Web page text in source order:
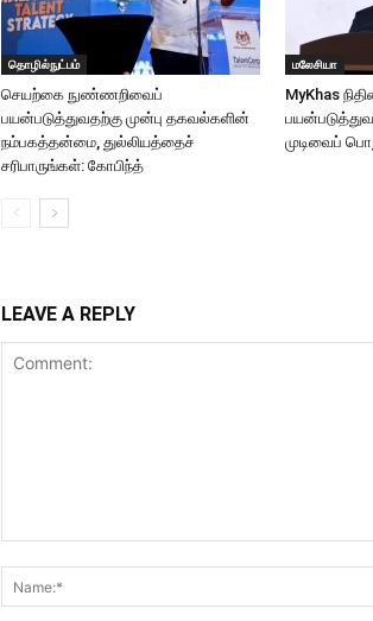
தொழில்நுட்பம்
செயற்கை நுண்ணறிவைப்
பயன்படுத்துவதற்கு முன்பு தகவல்களின்
நம்பகத்தன்மை, துல்லியத்தைச்
சரிபாருங்கள்: கோபிந்த்
மலேசியா
MyKhas
முடிவைப்
LEAVE A REPLY